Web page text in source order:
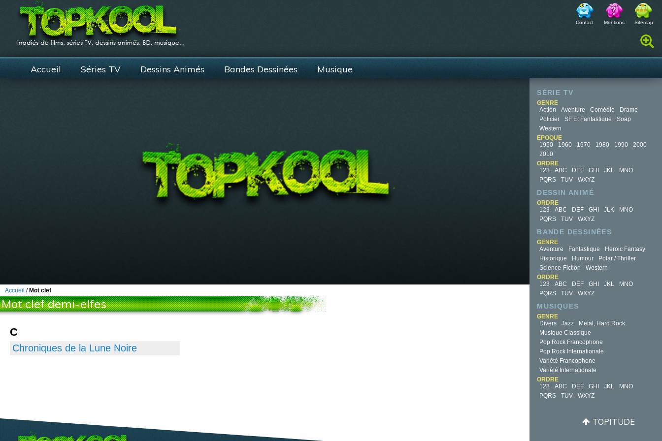
Contact Mentions Sitemap
Rechercher :
Accueil Séries TV Dessins Animés Bandes Dessinées Musique
SÉRIE TV
GENRE
Action
Aventure Comédie
Drame
Policier
SF Et Fantastique
Soap
Western
EPOQUE
1950
1960 1970 1980 1990
2000
2010
ORDRE
123
ABC DEF GHI JKL
MNO
PQRS
TUV WXYZ
DESSIN ANIMÉ
ORDRE
123
ABC DEF GHI JLK
MNO
PQRS
TUV WXYZ
BANDE DESSINÉES
GENRE
Aventure
Fantastique
Heroic Fantasy
Historique
Humour
Polar / Thriller
Science-Fiction
Western
ORDRE
123
ABC DEF GHI JKL
MNO
PQRS
TUV WXYZ
MUSIQUES
GENRE
Divers
Jazz
Metal, Hard Rock
Musique Classique
Pop Rock Francophone
Pop Rock Internationale
Variété Francophone
Variété Internationale
ORDRE
123
ABC DEF GHI JKL
MNO
PQRS
TUV WXYZ
Accueil / Mot clef
Mot clef demi-elfes
C
Chroniques de la Lune Noire
TOPITUDE